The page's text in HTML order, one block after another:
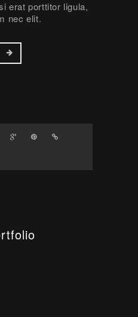
erat porttitor ligula,
nec elit.